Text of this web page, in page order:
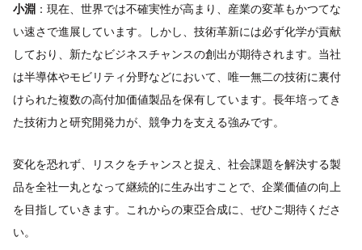
小淵 ：現在、世界では不確実性が高まり、産業の変革もかつてな
い速さで進展しています。しかし、技術革新には必ず化学が貢献
しており、新たなビジネスチャンスの創出が期待されます。当社
は半導体やモビリティ分野などにおいて、唯一無二の技術に裏付
けられた複数の高付加価値製品を保有しています。長年培ってき
た技術力と研究開発力が、競争力を支える強みです。
変化を恐れず、リスクをチャンスと捉え、社会課題を解決する製
品を全社一丸となって継続的に生み出すことで、企業価値の向上
を目指していきます。これからの東亞合成に、ぜひご期待くださ
い。